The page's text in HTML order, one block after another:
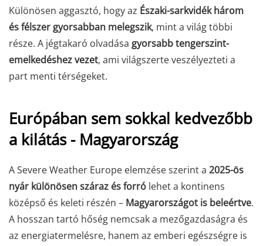
Különösen aggasztó, hogy az Északi-sarkvidék három
és félszer gyorsabban melegszik, mint a világ többi
része. A jégtakaró olvadása gyorsabb tengerszint-
emelkedéshez vezet, ami világszerte veszélyezteti a
part menti térségeket.
Európában sem sokkal kedvezőbb
a kilátás - Magyarország
A Severe Weather Europe elemzése szerint a 2025-ös
nyár különösen száraz és forró lehet a kontinens
középső és keleti részén – Magyarországot is beleértve.
A hosszan tartó hőség nemcsak a mezőgazdaságra és
az energiatermelésre, hanem az emberi egészségre is